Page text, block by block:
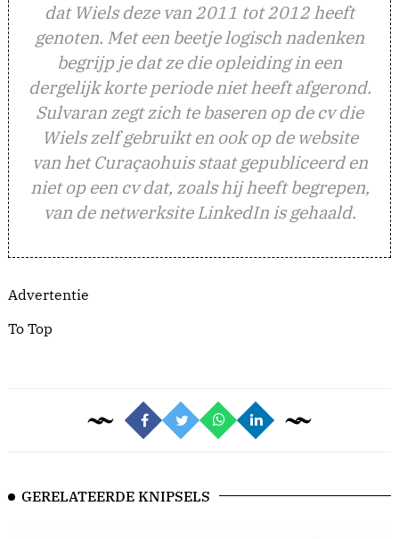
dat Wiels deze van 2011 tot 2012 heeft
genoten. Met een beetje logisch nadenken
begrijp je dat ze die opleiding in een
dergelijk korte periode niet heeft afgerond.
Sulvaran zegt zich te baseren op de cv die
Wiels zelf gebruikt en ook op de website
van het Curaçaohuis staat gepubliceerd en
niet op een cv dat, zoals hij heeft begrepen,
van de netwerksite LinkedIn is gehaald.
Advertentie
To Top
GERELATEERDE KNIPSELS